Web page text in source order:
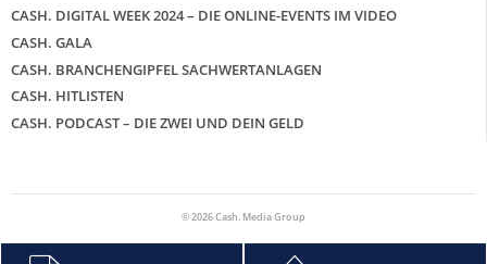
CASH. DIGITAL WEEK 2024 – DIE ONLINE-EVENTS IM VIDEO
CASH. GALA
CASH. BRANCHENGIPFEL SACHWERTANLAGEN
CASH. HITLISTEN
CASH. PODCAST – DIE ZWEI UND DEIN GELD
© 2026 Cash. Media Group